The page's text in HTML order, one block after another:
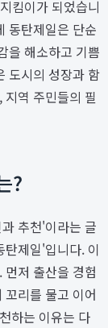
킴이가 되었습니
동탄제일은 단순
을 해소하고 기쁨
도시의 성장과 함
역 주민들의 필
?
추천'이라는 글
제일'입니다. 이
저 출산을 경험
리를 물고 이어
하는 이유는 다